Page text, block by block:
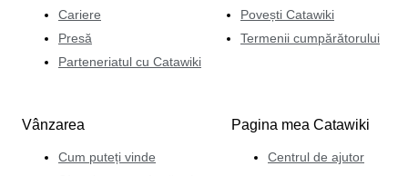
Cariere
Presă
Parteneriatul cu Catawiki
Povești Catawiki
Termenii cumpărătorului
Vânzarea
Cum puteți vinde
Pagina mea Catawiki
Centrul de ajutor